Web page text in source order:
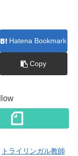
Hatena Bookmark
Copy
トライリンガル教師